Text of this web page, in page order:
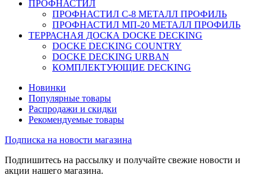
ПРОФНАСТИЛ
ПРОФНАСТИЛ C-8 МЕТАЛЛ ПРОФИЛЬ
ПРОФНАСТИЛ МП-20 МЕТАЛЛ ПРОФИЛЬ
ТЕРРАСНАЯ ДОСКА DOCKE DECKING
DOCKE DECKING COUNTRY
DOCKE DECKING URBAN
КОМПЛЕКТУЮЩИЕ DECKING
Новинки
Популярные товары
Распродажи и скидки
Рекомендуемые товары
Подписка на новости магазина
Подпишитесь на рассылку и получайте свежие новости и
акции нашего магазина.